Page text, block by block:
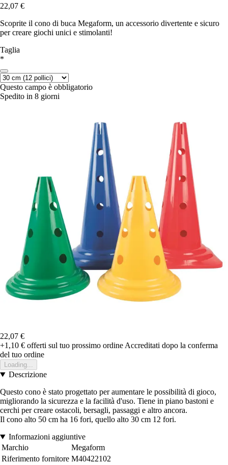
22,07 €
Scoprite il cono di buca Megaform, un accessorio divertente e sicuro
per creare giochi unici e stimolanti!
Taglia
*
Questo campo è obbligatorio
Spedito in 8 giorni
22,07 €
+1,10 € offerti sul tuo prossimo ordine Accreditati dopo la conferma
del tuo ordine
Loading...
Descrizione
Questo cono è stato progettato per aumentare le possibilità di gioco,
migliorando la sicurezza e la facilità d'uso. Tiene in piano bastoni e
cerchi per creare ostacoli, bersagli, passaggi e altro ancora.
Il cono alto 50 cm ha 16 fori, quello alto 30 cm 12 fori.
Informazioni aggiuntive
Marchio
Megaform
Riferimento fornitore M40422102